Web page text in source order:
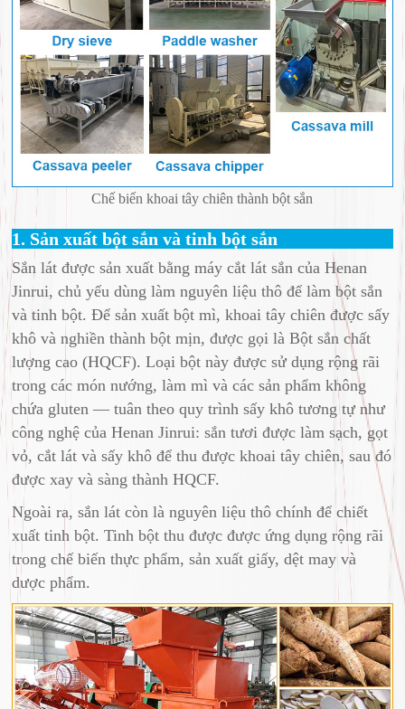
Chế biến khoai tây chiên thành bột sắn
1. Sản xuất bột sắn và tinh bột sắn
Sắn lát được sản xuất bằng máy cắt lát sắn của Henan
Jinrui, chủ yếu dùng làm nguyên liệu thô để làm bột sắn
và tinh bột. Để sản xuất bột mì, khoai tây chiên được sấy
khô và nghiền thành bột mịn, được gọi là Bột sắn chất
lượng cao (HQCF). Loại bột này được sử dụng rộng rãi
trong các món nướng, làm mì và các sản phẩm không
chứa gluten — tuân theo quy trình sấy khô tương tự như
công nghệ của Henan Jinrui: sắn tươi được làm sạch, gọt
vỏ, cắt lát và sấy khô để thu được khoai tây chiên, sau đó
được xay và sàng thành HQCF.
Ngoài ra, sắn lát còn là nguyên liệu thô chính để chiết
xuất tinh bột. Tinh bột thu được được ứng dụng rộng rãi
trong chế biến thực phẩm, sản xuất giấy, dệt may và
dược phẩm.